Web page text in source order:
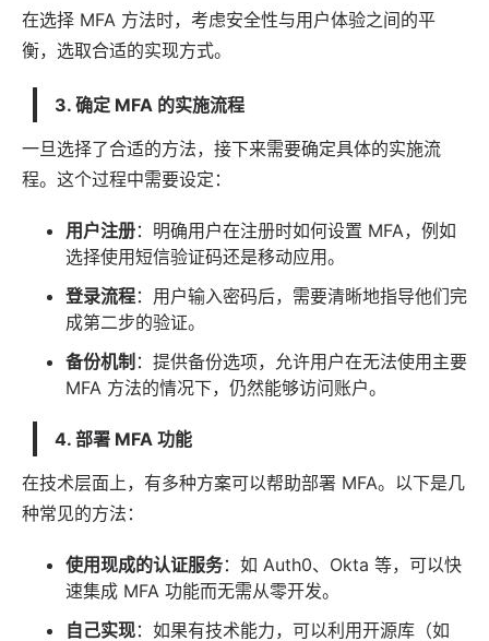
在选择 MFA 方法时，考虑安全性与用户体验之间的平
衡，选取合适的实现方式。
3. 确定 MFA 的实施流程
一旦选择了合适的方法，接下来需要确定具体的实施流
程。这个过程中需要设定：
用户注册：明确用户在注册时如何设置 MFA，例如
选择使用短信验证码还是移动应用。
登录流程：用户输入密码后，需要清晰地指导他们完
成第二步的验证。
备份机制 ：提供备份选项，允许用户在无法使用主要
MFA 方法的情况下，仍然能够访问账户。
4. 部署 MFA 功能
在技术层面上，有多种方案可以帮助部署 MFA。以下是几
种常见的方法：
使用现成的认证服务：如 Auth0、Okta 等，可以快
速集成 MFA 功能而无需从零开发。
自己实现：如果有技术能力，可以利用开源库（如